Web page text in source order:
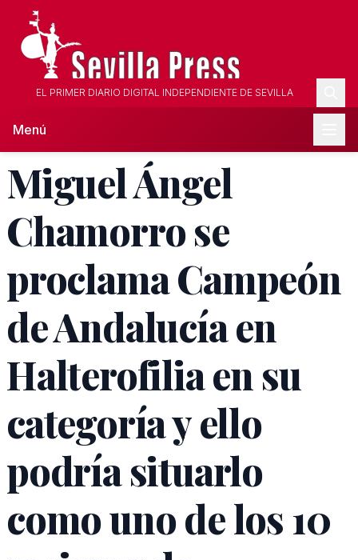
EL PRIMER DIARIO DIGITAL INDEPENDIENTE DE SEVILLA
Menú
Miguel Ángel
Chamorro se
proclama Campeón
de Andalucía en
Halterofilia en su
categoría y ello
podría situarlo
como uno de los 10